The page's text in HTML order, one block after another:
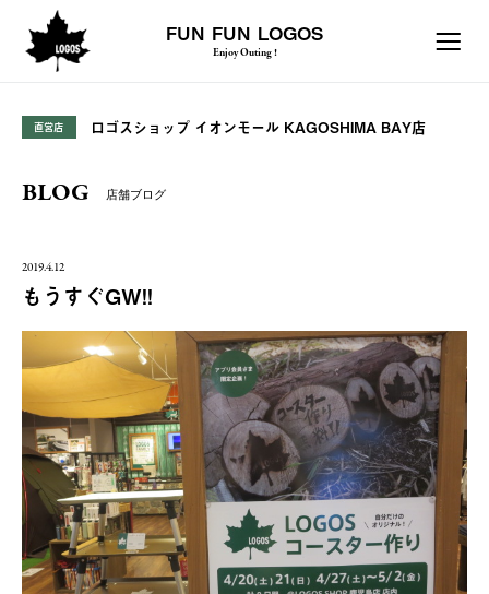
FUN FUN LOGOS
Enjoy Outing !
直営店 ロゴスショップ イオンモール KAGOSHIMA BAY店
BLOG 店舗ブログ
2019.4.12
もうすぐGW!!